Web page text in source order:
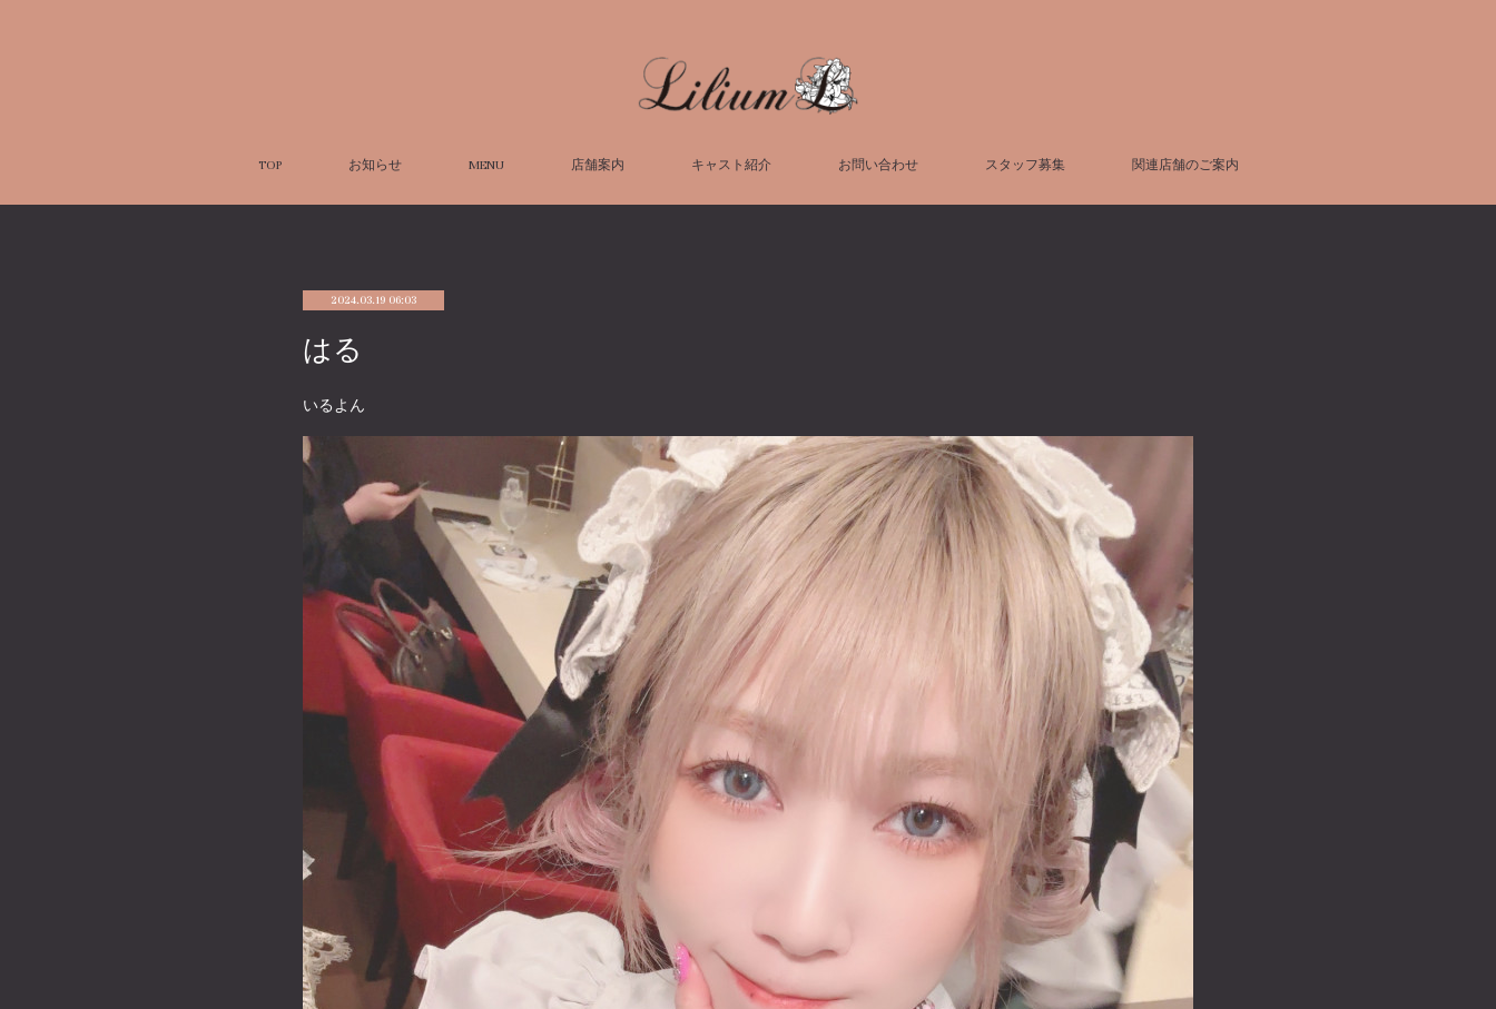
TOP お知らせ MENU 店舗案内 キャスト紹介 お問い合わせ スタッフ募集 関連店舗のご案内
2024.03.19 06:03
はる
いるよん